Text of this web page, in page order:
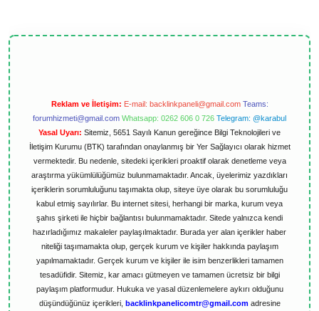
Reklam ve İletişim: E-mail: backlinkpaneli@gmail.com Teams:
forumhizmeti@gmail.com Whatsapp: 0262 606 0 726 Telegram: @karabul
Yasal Uyarı: Sitemiz, 5651 Sayılı Kanun gereğince Bilgi Teknolojileri ve
İletişim Kurumu (BTK) tarafından onaylanmış bir Yer Sağlayıcı olarak hizmet
vermektedir. Bu nedenle, sitedeki içerikleri proaktif olarak denetleme veya
araştırma yükümlülüğümüz bulunmamaktadır. Ancak, üyelerimiz yazdıkları
içeriklerin sorumluluğunu taşımakta olup, siteye üye olarak bu sorumluluğu
kabul etmiş sayılırlar. Bu internet sitesi, herhangi bir marka, kurum veya
şahıs şirketi ile hiçbir bağlantısı bulunmamaktadır. Sitede yalnızca kendi
hazırladığımız makaleler paylaşılmaktadır. Burada yer alan içerikler haber
niteliği taşımamakta olup, gerçek kurum ve kişiler hakkında paylaşım
yapılmamaktadır. Gerçek kurum ve kişiler ile isim benzerlikleri tamamen
tesadüfidir. Sitemiz, kar amacı gütmeyen ve tamamen ücretsiz bir bilgi
paylaşım platformudur. Hukuka ve yasal düzenlemelere aykırı olduğunu
düşündüğünüz içerikleri, backlinkpanelicomtr@gmail.comadresine